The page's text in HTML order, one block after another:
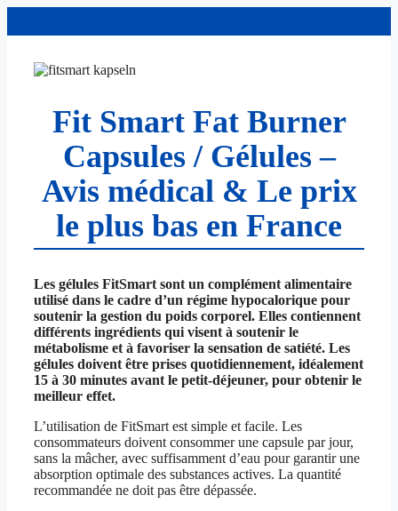
Fit Smart Fat Burner
Capsules / Gélules –
Avis médical & Le prix
le plus bas en France
Les gélules FitSmart sont un complément alimentaire
utilisé dans le cadre d’un régime hypocalorique pour
soutenir la gestion du poids corporel. Elles contiennent
différents ingrédients qui visent à soutenir le
métabolisme et à favoriser la sensation de satiété. Les
gélules doivent être prises quotidiennement, idéalement
15 à 30 minutes avant le petit-déjeuner, pour obtenir le
meilleur effet.
L’utilisation de FitSmart est simple et facile. Les
consommateurs doivent consommer une capsule par jour,
sans la mâcher, avec suffisamment d’eau pour garantir une
absorption optimale des substances actives. La quantité
recommandée ne doit pas être dépassée.